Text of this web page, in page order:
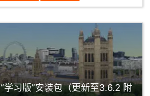
学习版”安装包（更新至3.6.2 附